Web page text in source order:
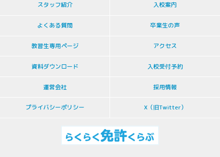
スタッフ紹介 入校案内
よくある質問 卒業生の声
教習生専用ページ アクセス
資料ダウンロード 入校受付予約
運営会社 採用情報
プライバシーポリシー X（旧Twitter）